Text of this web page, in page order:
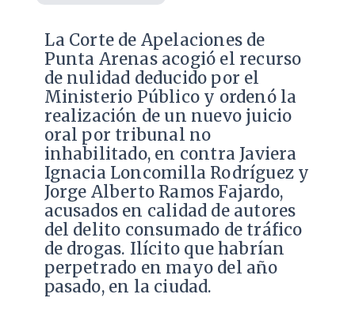
La Corte de Apelaciones de
Punta Arenas acogió el recurso
de nulidad deducido por el
Ministerio Público y ordenó la
realización de un nuevo juicio
oral por tribunal no
inhabilitado, en contra Javiera
Ignacia Loncomilla Rodríguez y
Jorge Alberto Ramos Fajardo,
acusados en calidad de autores
del delito consumado de tráfico
de drogas. Ilícito que habrían
perpetrado en mayo del año
pasado, en la ciudad.